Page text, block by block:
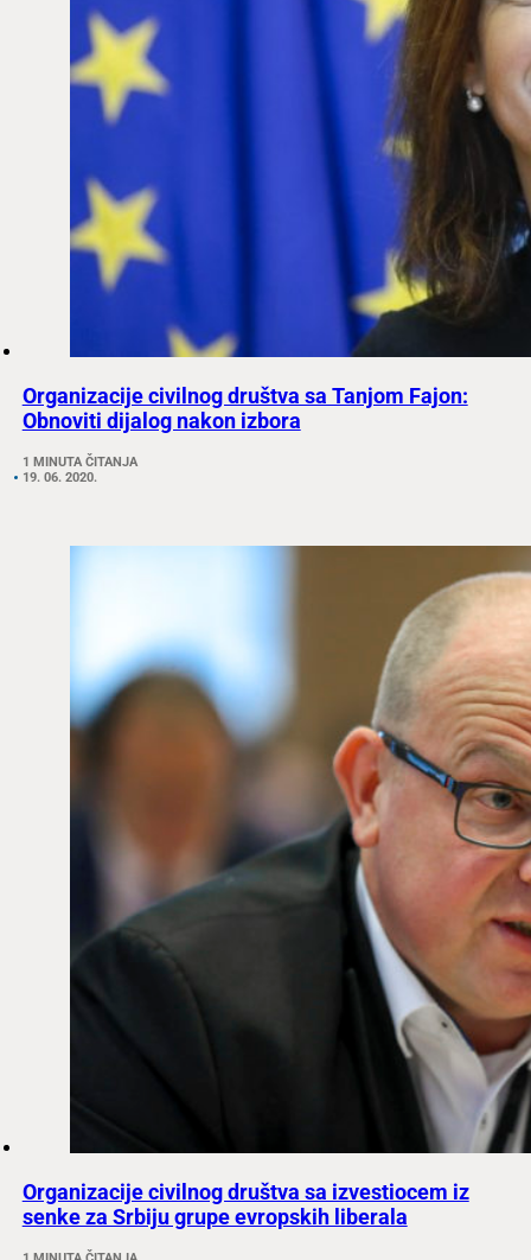
Organizacije civilnog društva sa Tanjom Fajon:
Obnoviti dijalog nakon izbora
1 MINUTA ČITANJA
19. 06. 2020.
Organizacije civilnog društva sa izvestiocem iz
senke za Srbiju grupe evropskih liberala